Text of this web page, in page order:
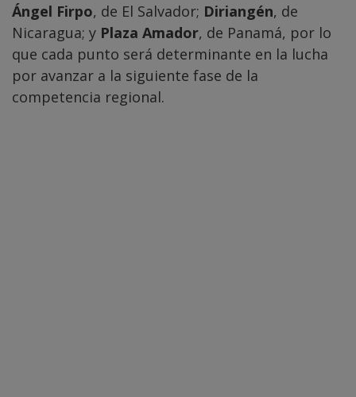
Ángel Firpo, de El Salvador; Diriangén, de
Nicaragua; y Plaza Amador, de Panamá, por lo
que cada punto será determinante en la lucha
por avanzar a la siguiente fase de la
competencia regional.